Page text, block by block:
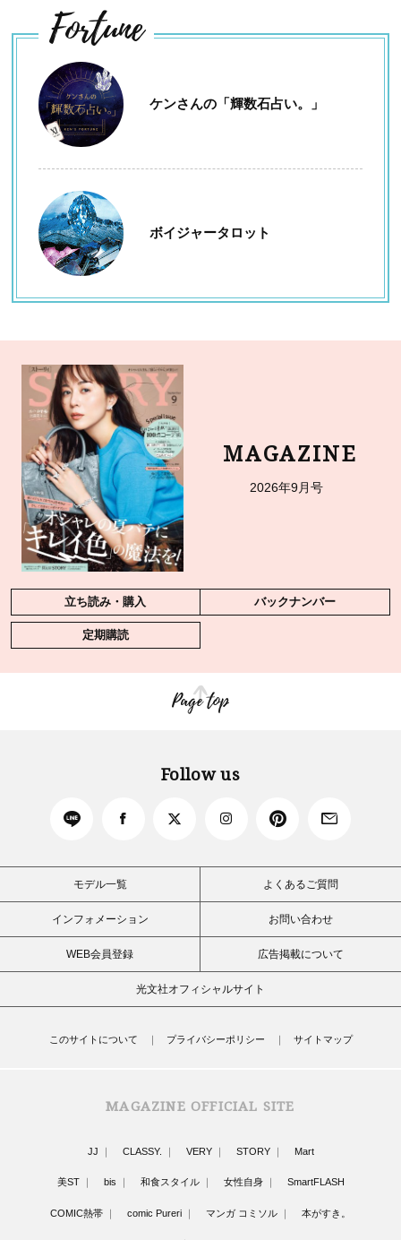
Fortune
ケンさんの「輝数石占い。」
ボイジャータロット
MAGAZINE
2026年9月号
立ち読み・購入 バックナンバー
定期購読
Page top
Follow us
モデル一覧 よくあるご質問
インフォメーション お問い合わせ
WEB会員登録 広告掲載について
光文社オフィシャルサイト
このサイトについて プライバシーポリシー サイトマップ
MAGAZINE OFFICIAL SITE
JJ CLASSY. VERY STORY Mart
美ST bis 和食スタイル 女性自身 SmartFLASH
COMIC熱帯 comic Pureri マンガ コミソル 本がすき。